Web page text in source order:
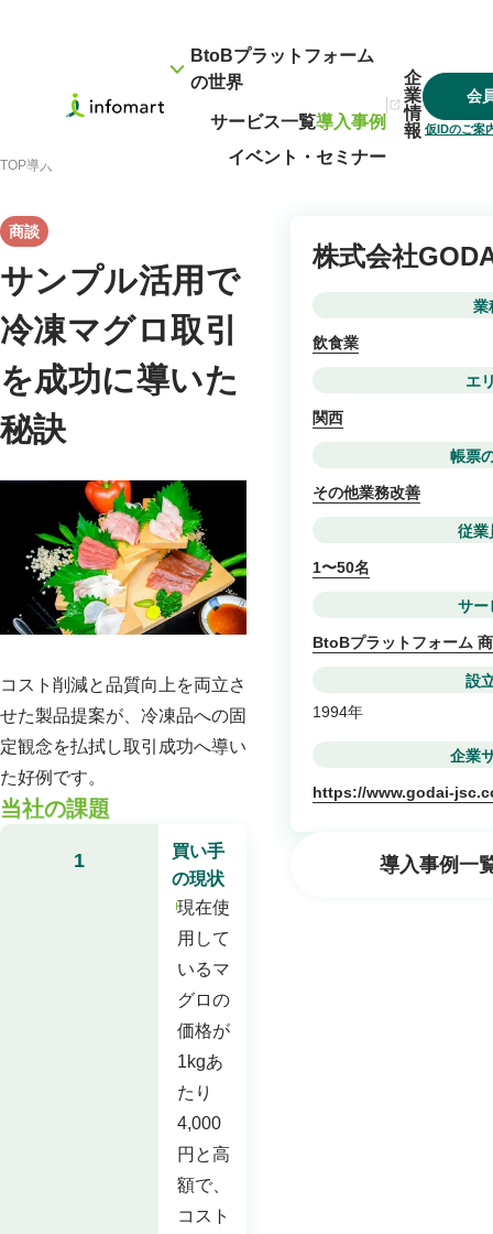
BtoBプラットフォーム
の世界
サービス一覧導入事例
イベント・セミナー
企
業
情
報
会
仮IDのご案
TOP導入事例 サンプル活用で冷凍マグロ取引を成功に導いた秘訣
商談
サンプル活用で
冷凍マグロ取引
を成功に導いた
秘訣
株式会社
業
飲食業
エ
関西
帳票
その他業務改善
従業
1〜50名
サー
BtoBプラットフォーム
設
1994年
企業
https://www.godai-
導入事例一
コスト削減と品質向上を両立さ
せた製品提案が、冷凍品への固
定観念を払拭し取引成功へ導い
た好例です。
当社の課題
1
買い手
の現状
現在使
用して
いるマ
グロの
価格が
1kgあ
たり
4,000
円と高
額で、
コスト